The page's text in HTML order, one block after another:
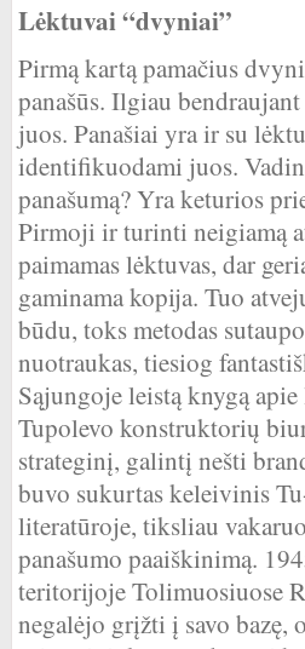
Lėktuvai “dvyniai”
Pirmą kartą pamačius
panašūs. Ilgiau
juos. Panašiai yra ir su
identifikuodami juos.
panašumą? Yra keturios
Pirmoji ir turinti neigiamą
paimamas lėktuvas, dar
gaminama kopija. Tuo
būdu, toks metodas
nuotraukas, tiesiog
Sąjungoje leistą knygą
Tupolevo konstruktorių
strateginį, galintį nešti
buvo sukurtas keleivinis
literatūroje, tiksliau
panašumo paaiškinimą.
teritorijoje Tolimuosiuose
negalėjo grįžti į savo